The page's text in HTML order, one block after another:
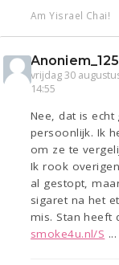
Am Yisrael Chai!
vrijdag 30
14:55
Nee, dat is
persoonlijk. Ik
om ze te
Ik rook
al gestopt,
sigaret na het
mis. Stan heeft
smoke4u.nl/S